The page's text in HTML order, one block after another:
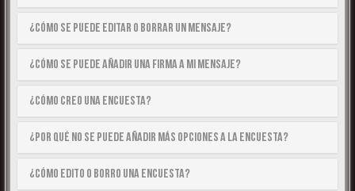
¿Cómo se puede editar o borrar un mensaje?
¿Cómo se puede añadir una firma a mi mensaje?
¿Cómo creo una encuesta?
¿Por qué no se puede añadir más opciones a la encuesta?
¿Cómo edito o borro una encuesta?